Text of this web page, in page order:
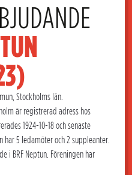
Stockholms län.
är registrerad adress hos
1924-10-18 och senaste
har 5 ledamöter och 2 suppleanter.
i BRF Neptun. Föreningen har